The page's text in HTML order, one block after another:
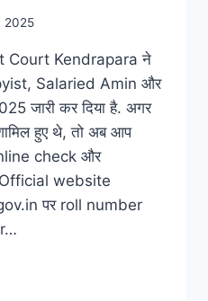
2025
Court Kendrapara ने
Salaried Amin और
जारी कर दिया है. अगर
हुए थे, तो अब आप
check और
website
पर roll number